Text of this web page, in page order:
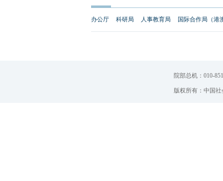
办公厅 科研局 人事教育局 国际合作局（港
院部总机：010-
版权所有：中国